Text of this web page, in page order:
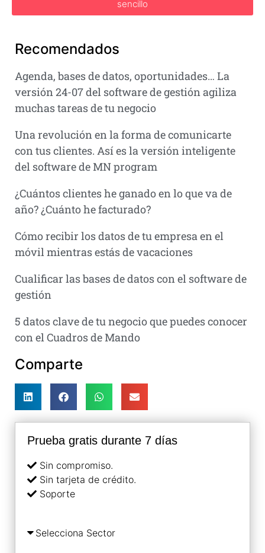
sencillo
Recomendados
Agenda, bases de datos, oportunidades… La
versión 24-07 del software de gestión agiliza
muchas tareas de tu negocio
Una revolución en la forma de comunicarte
con tus clientes. Así es la versión inteligente
del software de MN program
¿Cuántos clientes he ganado en lo que va de
año? ¿Cuánto he facturado?
Cómo recibir los datos de tu empresa en el
móvil mientras estás de vacaciones
Cualificar las bases de datos con el software de
gestión
5 datos clave de tu negocio que puedes conocer
con el Cuadros de Mando
Comparte
Prueba gratis durante 7 días
Sin compromiso.
Sin tarjeta de crédito.
Soporte